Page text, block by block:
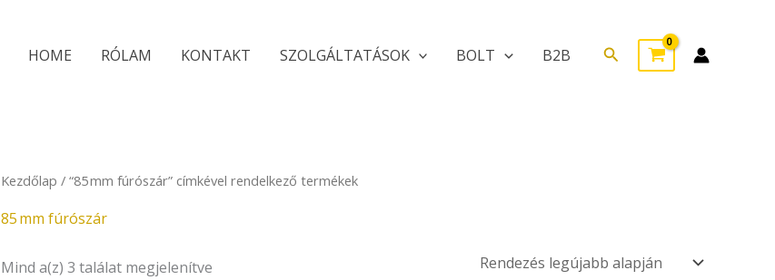
HOME RÓLAM KONTAKT SZOLGÁLTATÁSOK BOLT B2B Search
Kezdőlap / “85 mm fúrószár” címkével rendelkező termékek
85 mm fúrószár
Mind a(z) 3 találat megjelenítve